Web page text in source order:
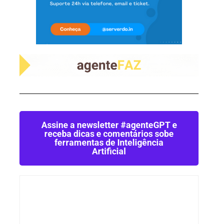
Assine a newsletter #agenteGPT e
receba dicas e comentários sobe
ferramentas de Inteligência
Artificial